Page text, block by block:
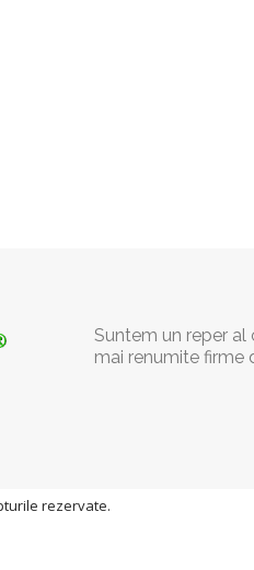
Suntem un reper
mai renumite firme
rezervate.